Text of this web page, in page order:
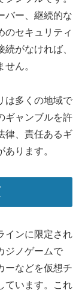
バー、継続的な
のセキュリティ
がなければ、
ん。
は多くの地域で
ギャンブルを許
律、責任あるギ
ります。
インに限定され
ジノゲームで
ーなどを仮想チ
ています。これ